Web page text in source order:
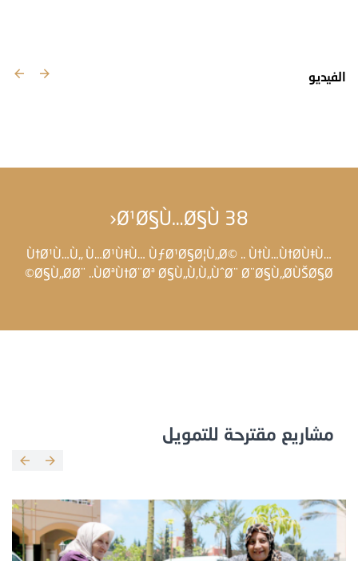
الفيديو
38 Ø¹Ø§Ù…Ø§Ù‹
Ù†Ø¹Ù…Ù„ Ù…Ø¹Ù‡Ù… ÙƒØ¹Ø§Ø¦Ù„Ø© .. Ù†Ù…Ù†Ø­Ù‡Ù…
Ø§Ù„Ø­Ø¨ ..ÙØªÙ†Ø¨Øª Ø§Ù„Ù‚Ù„ÙˆØ¨ Ø¨Ø§Ù„Ø­ÙŠØ§Ø©
مشاريع مقترحة للتمويل